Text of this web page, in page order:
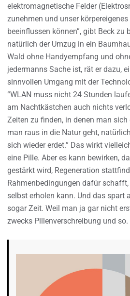
elektromagnetische Felder
zunehmen und unser körpereigenes
beeinflussen können”, gibt Beck zu
natürlich der Umzug in ein
Wald ohne Handyempfang und
jedermanns Sache ist, rät er dazu,
sinnvollen Umgang mit der
“WLAN muss nicht 24 Stunden
am Nachtkästchen auch nichts
Zeiten zu finden, in denen man sich
man raus in die Natur geht,
sich wieder erdet.” Das wirkt
eine Pille. Aber es kann bewirken,
gestärkt wird, Regeneration
Rahmenbedingungen dafür
selbst erholen kann. Und das spart
sogar Zeit. Weil man ja gar nicht
zwecks Pillenverschreibung und so.